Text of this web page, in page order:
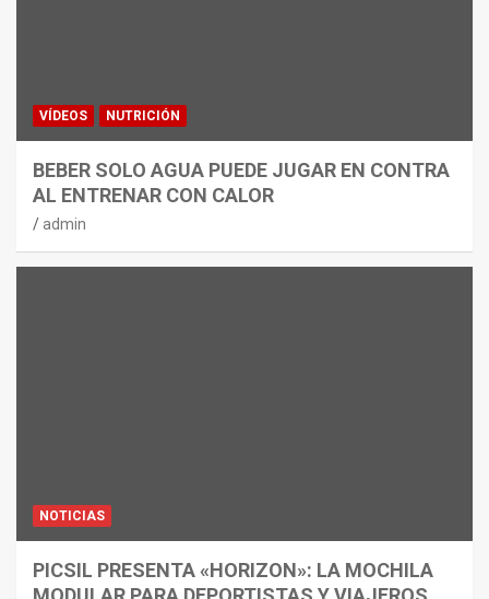
VÍDEOS NUTRICIÓN
BEBER SOLO AGUA PUEDE JUGAR EN CONTRA
AL ENTRENAR CON CALOR
admin
NOTICIAS
PICSIL PRESENTA «HORIZON»: LA MOCHILA